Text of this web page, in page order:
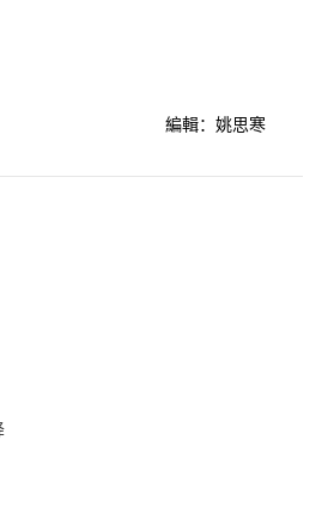
編輯：姚思寒